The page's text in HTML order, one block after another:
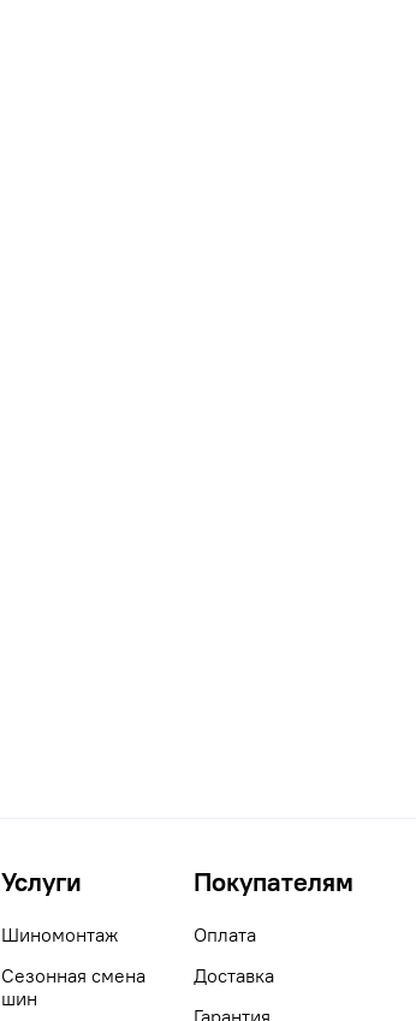
Услуги
Шиномонтаж
Сезонная смена
шин
Покупателям
Оплата
Доставка